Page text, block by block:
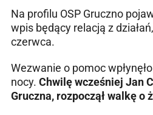
Na profilu OSP Gruczno
wpis będący relacją z
czerwca.
Wezwanie o pomoc
nocy. Chwilę wcześniej Jan
Gruczna, rozpoczął walkę o